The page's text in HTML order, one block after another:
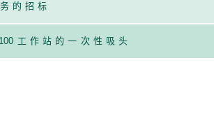
的招标
0工作站的一次性吸头